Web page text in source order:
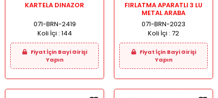
KARTELA DINAZOR
071-BRN-2419
Koli İçi : 144
Fiyat İçin Bayi Girişi
Yapın
FIRLATMA APARATLI 3 LU
METAL ARABA
071-BRN-2023
Koli İçi : 72
Fiyat İçin Bayi Girişi
Yapın